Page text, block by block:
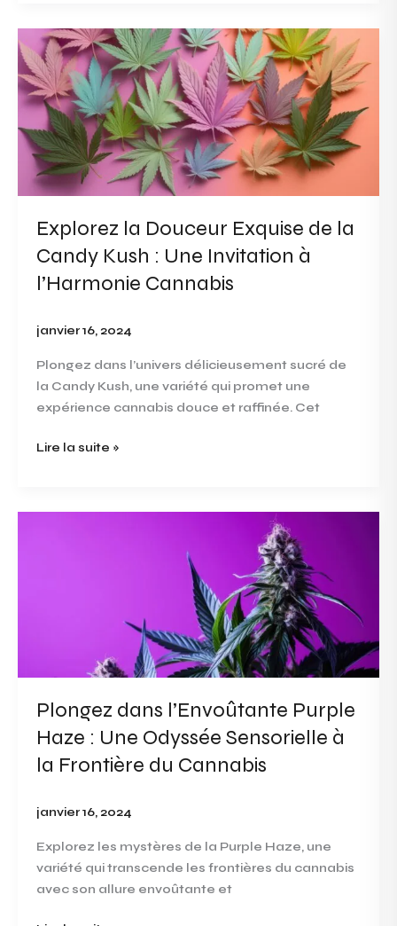
Explorez la Douceur Exquise de la
Candy Kush : Une Invitation à
l’Harmonie Cannabis
janvier 16, 2024
Plongez dans l’univers délicieusement sucré de
la Candy Kush, une variété qui promet une
expérience cannabis douce et raffinée. Cet
Explorez
la
Douceur
Exquise
de
la
Candy
Kush
Une
Invitation
l’Harmonie
Lire la suite »
Plongez dans l’Envoûtante Purple
Haze : Une Odyssée Sensorielle à
la Frontière du Cannabis
janvier 16, 2024
Explorez les mystères de la Purple Haze, une
variété qui transcende les frontières du cannabis
avec son allure envoûtante et
Odyssée
à
la
Frontière
du